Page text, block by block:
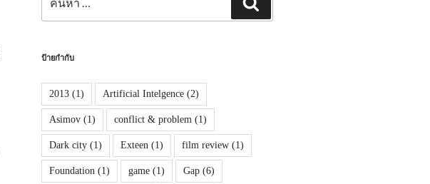
ป้ายกำกับ
2013(1) Artificial Intelgence(2)
Asimov(1) conflict & problem(1)
Dark city(1) Exteen(1) film review(1)
Foundation(1) game(1) Gap(6)